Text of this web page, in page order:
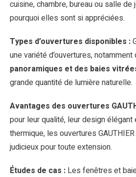
cuisine, chambre, bureau ou salle de
pourquoi elles sont si appréciées.
Types d’ouvertures disponibles :
une variété d’ouvertures, notamment
panoramiques et des baies
grande quantité de lumière naturelle.
Avantages des ouvertures
pour leur qualité, leur design
thermique, les ouvertures
judicieux pour toute extension.
Études de cas : Les fenêtres et